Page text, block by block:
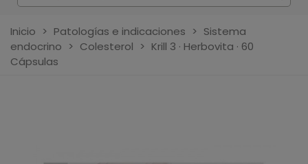
Inicio > Patologías e indicaciones > Sistema
endocrino > Colesterol > Krill 3 · Herbovita · 60
Cápsulas